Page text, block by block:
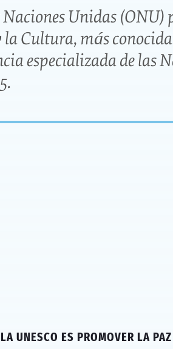
Unidas (ONU)
Cultura, más
especializada de las
UNESCO es promover la